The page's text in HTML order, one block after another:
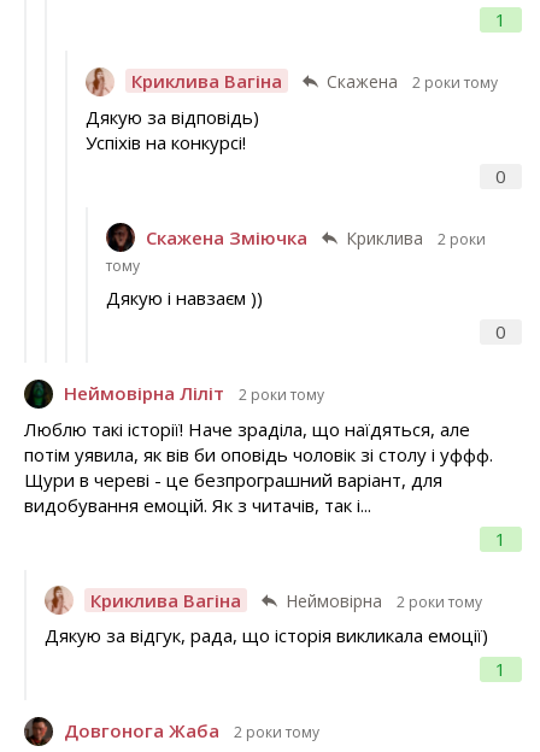
1
Криклива Вагіна Скажена 2 роки тому
0
Дякую за відповідь)
Успіхів на конкурсі!
Скажена Зміючка Криклива
2 роки
тому
0
Дякую і навзаєм ))
Неймовірна Ліліт 2 роки тому
1
Люблю такі історії! Наче зраділа, що наїдяться, але
потім уявила, як вів би оповідь чоловік зі столу і уффф.
Щури в череві - це безпрограшний варіант, для
видобування емоцій. Як з читачів, так і...
Криклива Вагіна Неймовірна 2 роки тому
1
Дякую за відгук, рада, що історія викликала емоції)
Довгонога Жаба 2 роки тому